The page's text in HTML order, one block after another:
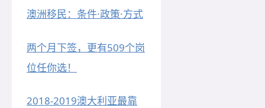
澳洲移民：条件·政策·方式
两个月下签，更有509个岗
位任你选！
2018-2019澳大利亚最靠